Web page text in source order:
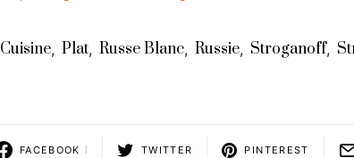
Cuisine, Plat, Russe Blanc, Russie, Stroganoff,
FACEBOOK TWITTER PINTEREST